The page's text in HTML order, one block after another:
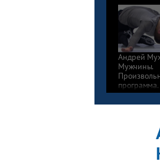
Андрей
Мужчины.
программа.
Гран-при
по